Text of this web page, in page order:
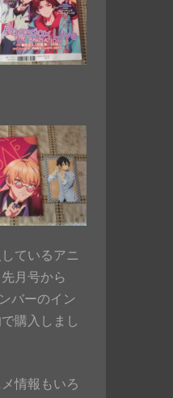
ているアニ
月号から
ンバーのイン
購入しまし
情報もいろ